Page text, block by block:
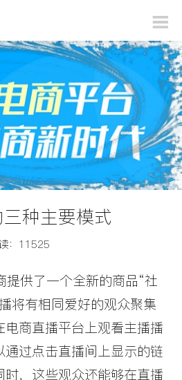
种主要模式
供了一个全新的商品“社
将有相同爱好的观众聚集
商直播平台上观看主播播
通过点击直播间上显示的链
，这些观众还能够在直播